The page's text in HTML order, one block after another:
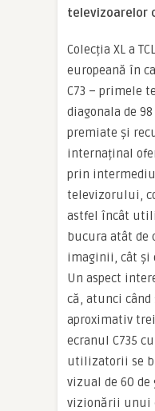
televizoarelor
Colecția XL a
europeană în
C73 – primele
diagonala de
premiate și
internaținal
prin
televizorului,
astfel încât
bucura atât de
imaginii, cât și
Un aspect
că, atunci
aproximativ
ecranul C735
utilizatorii se
vizual de 60
vizionării unui